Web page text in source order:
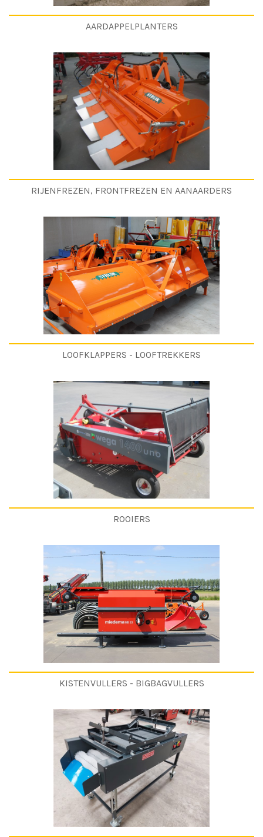
AARDAPPELPLANTERS
RIJENFREZEN, FRONTFREZEN EN AANAARDERS
LOOFKLAPPERS - LOOFTREKKERS
ROOIERS
KISTENVULLERS - BIGBAGVULLERS